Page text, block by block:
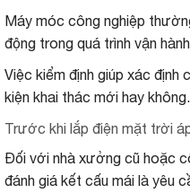
Máy móc công nghiệp
động trong quá trình vận
Việc kiểm định giúp xác
kiện khai thác mới hay không.
Trước khi lắp điện mặt trời
Đối với nhà xưởng cũ hoặc
đánh giá kết cấu mái là yêu